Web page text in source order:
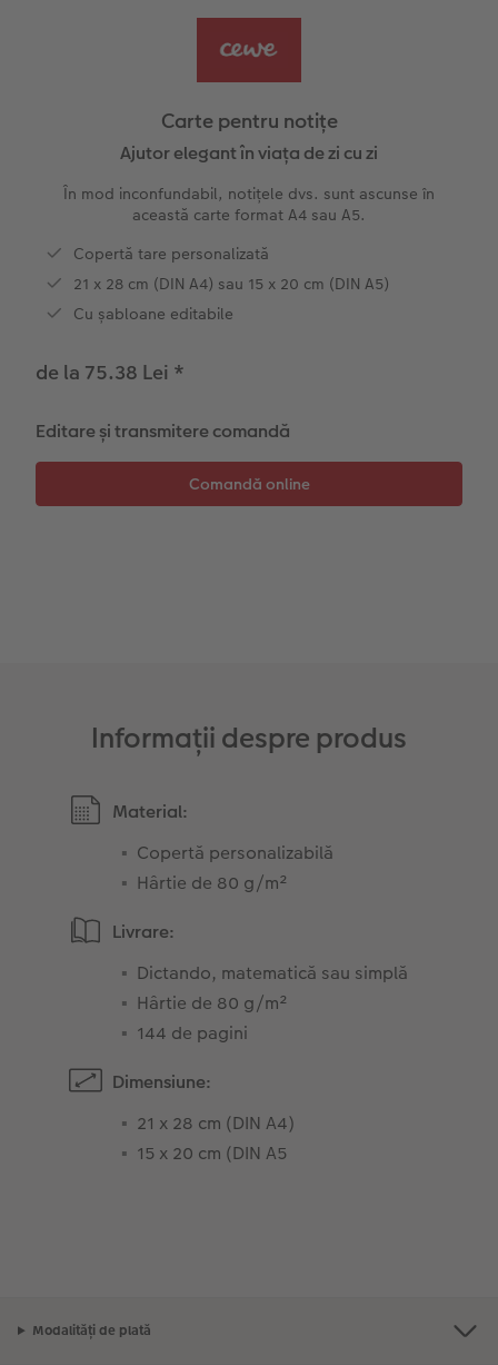
Exemplele clienților
CEWE FOTOCARTE Kids
CEWE FOTOCARTE Art Collection
Nature Prints
Poster Premium
Art Prints
Fotografii standard
Cutii cu fotografii
Set fotografii
Fotosticker
Instant Foto
Fotografie Aludibond
Fotografie pe Forex
Panou de întâmpinare nuntă
Baghete pentru poster
Hexxas
Fotografie pe lemn
Decorațiuni de perete din mai multe părți
Colaje foto
Rechizite școlare și de birou
Cutii de cadou
Textile
Art Prints
Calendare foto
CEWE FOTOCARTE Kids
Povești CEWE
Idei de cadouri pentru cei dragi
Interviuri
Călătorie
Nuntă
Absolvire
Carte pentru notițe
Ajutor elegant în viața de zi cu zi
În mod inconfundabil, notițele dvs. sunt ascunse în
această carte format A4 sau A5.
Copertă tare personalizată
21 x 28 cm (DIN A4) sau 15 x 20 cm (DIN A5)
Cu șabloane editabile
de la 75.38 Lei *
Editare și transmitere comandă
Informații despre produs
Material:
Copertă personalizabilă
Hârtie de 80 g/m²
Livrare:
Dictando, matematică sau simplă
Hârtie de 80 g/m²
144 de pagini
Dimensiune:
21 x 28 cm (DIN A4)
15 x 20 cm (DIN A5
Modalități de plată